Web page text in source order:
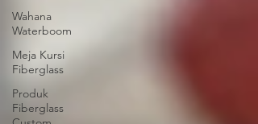
Wahana
Waterboom
Meja Kursi
Fiberglass
Produk
Fiberglass